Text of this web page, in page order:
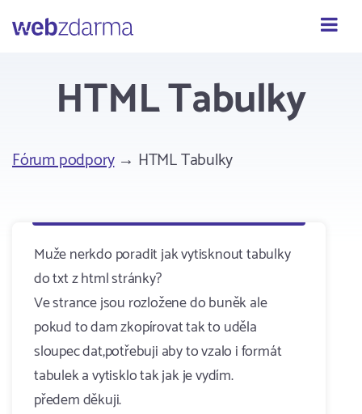
Webzdarma
HTML Tabulky
Fórum podpory→ HTML Tabulky
Muže nerkdo poradit jak vytisknout tabulky
do txt z html stránky?
Ve strance jsou rozložene do buněk ale
pokud to dam zkopírovat tak to uděla
sloupec dat,potřebuji aby to vzalo i formát
tabulek a vytisklo tak jak je vydím.
předem děkuji.